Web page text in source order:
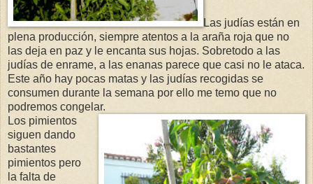
Las judías están en
plena producción, siempre atentos a la araña roja que no
las deja en paz y le encanta sus hojas. Sobretodo a las
judías de enrame, a las enanas parece que casi no le ataca.
Este año hay pocas matas y las judías recogidas se
consumen durante la semana por ello me temo que no
podremos congelar.
Los pimientos
siguen dando
bastantes
pimientos pero
la falta de